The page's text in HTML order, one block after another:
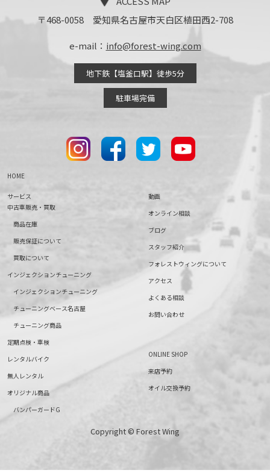
〒468-0058 愛知県名古屋市天白区植田西2-708
e-mail： info@forest-wing.com
地下鉄【塩釜口駅】徒歩5分
駐車場完備
HOME
サービス
中古車販売・買取
商品在庫
販売保証について
買取について
インジェクションチューニング
インジェクションチューニング
チューニングベース名古屋
チューニング商品
定期点検・車検
レンタルバイク
無人レンタル
オリジナル商品
バンパーガードG
動画
オンライン相談
ブログ
スタッフ紹介
フォレストウィングについて
アクセス
よくある相談
お問い合わせ
ONLINE SHOP
来店予約
オイル交換予約
Copyright © Forest Wing